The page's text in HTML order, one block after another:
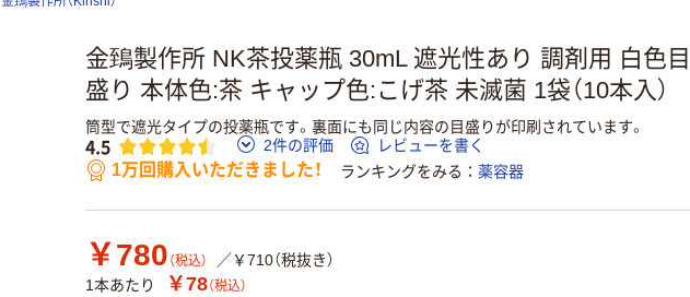
金鵄製作所 NK茶投薬瓶 30mL 遮光性あり 調剤用 白色目
盛り 本体色:茶 キャップ色:こげ茶 未滅菌 1袋（10本入）
筒型で遮光タイプの投薬瓶です。裏面にも同じ内容の目盛りが印刷されています。
4.5 2件の評価 レビューを書く
1万回購入いただきました！ ランキングをみる 薬容器
￥780 （税込）
／￥710（税抜き）
1本あたり
￥78（税込）